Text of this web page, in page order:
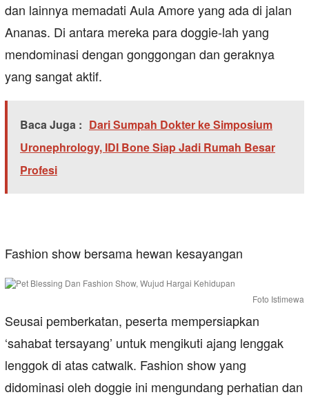
dan lainnya memadati Aula Amore yang ada di jalan
Ananas. Di antara mereka para doggie-lah yang
mendominasi dengan gonggongan dan geraknya
yang sangat aktif.
Baca Juga : Dari Sumpah Dokter ke Simposium
Uronephrology, IDI Bone Siap Jadi Rumah Besar
Profesi
Fashion show bersama hewan kesayangan
Foto Istimewa
Seusai pemberkatan, peserta mempersiapkan
‘sahabat tersayang’ untuk mengikuti ajang lenggak
lenggok di atas catwalk. Fashion show yang
didominasi oleh doggie ini mengundang perhatian dan